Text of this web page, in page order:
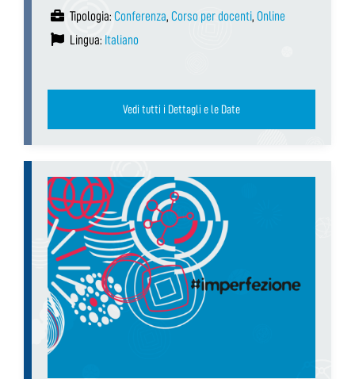
Tipologia: Conferenza, Corso per docenti, Online
Lingua: Italiano
Vedi tutti i Dettagli e le Date